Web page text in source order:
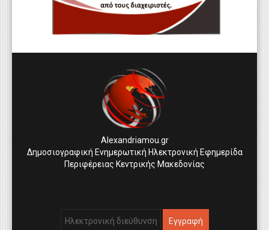
Alexandriamou.gr
Δημοσιογραφική Ενημερωτική Ηλεκτρονική Εφημερίδα
Περιφέρειας Κεντρικής Μακεδονίας